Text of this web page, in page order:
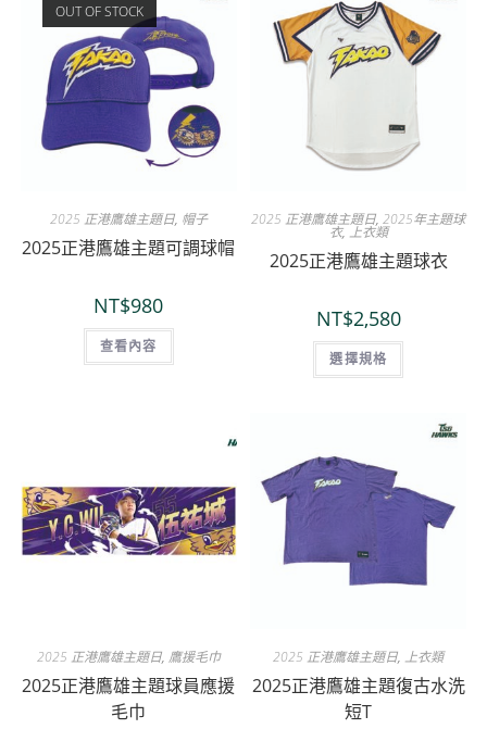
OUT OF STOCK
2025 正港鷹雄主題日, 帽子
2025正港鷹雄主題可調球帽
NT$980
查看內容
2025 正港鷹雄主題日,2025年主題球
衣, 上衣類
2025正港鷹雄主題球衣
NT$2,580
選擇規格
2025 正港鷹雄主題日, 鷹援毛巾
2025正港鷹雄主題球員應援
毛巾
2025 正港鷹雄主題日, 上衣類
2025正港鷹雄主題復古水洗
短T